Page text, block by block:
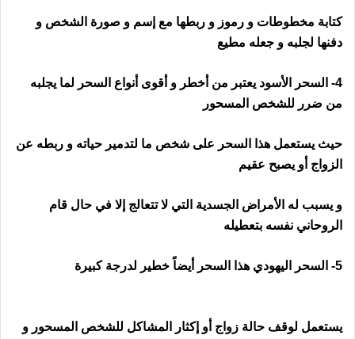
كتابة مخطوطات و رموز و ربطها مع إسم و صورة الشخص و
دفنها لجلبه و جعله مطيع
4- السحر الأسود يعتبر من أخطر و أقوى أنواع السحر لما يجلبه
من ضرر للشخص المسحور
حيث يستعمل هذا السحر على شخص ما لتدمير حياته و ربطه عن
الزواج أو يصبح عقيم
و يسبب له الأمراض الجسدية التي لا تتعالج إلا في حال قام
الروحاني نفسه بتعطيله
5- السحر اليهودي هذا السحر أيضاً خطير لدرجة كبيرة
يستعمل لوقف حالة زواج أو إكثار المشاكل للشخص المسحور و